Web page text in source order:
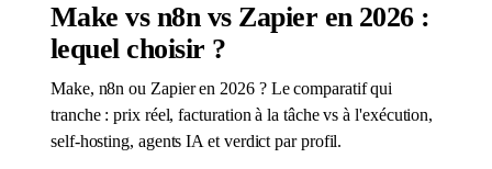
Make vs n8n vs Zapier en 2026 :
lequel choisir ?
Make, n8n ou Zapier en 2026 ? Le comparatif qui
tranche : prix réel, facturation à la tâche vs à l'exécution,
self-hosting, agents IA et verdict par profil.